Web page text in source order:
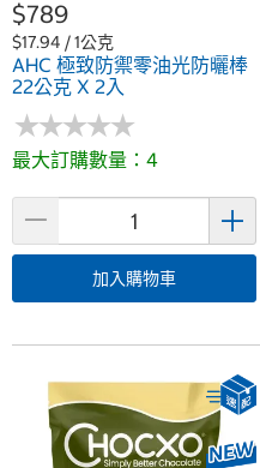
$789
$17.94 / 1公克
AHC 極致防禦零油光防曬棒
22公克 X 2入
★★★★★
★★★★★
最大訂購數量：4
加入購物車